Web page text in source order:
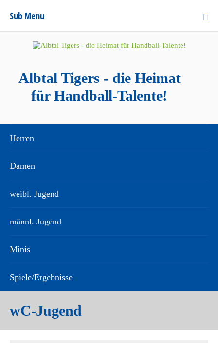
Sub Menu
Albtal Tigers - die Heimat
für Handball-Talente!
Herren
Damen
weibl. Jugend
männl. Jugend
Minis
Spiele/Ergebnisse
wC-Jugend